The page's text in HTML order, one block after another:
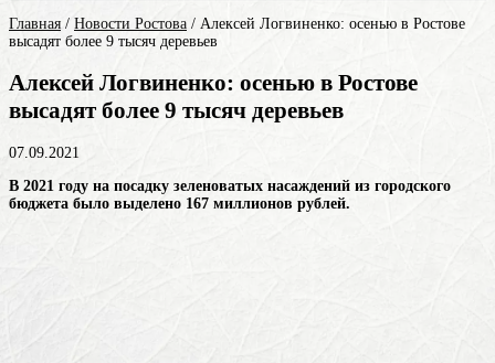
Главная / Новости Ростова / Алексей Логвиненко: осенью в Ростове
высадят более 9 тысяч деревьев
Алексей Логвиненко: осенью в Ростове
высадят более 9 тысяч деревьев
07.09.2021
В 2021 году на посадку зеленоватых насаждений из городского
бюджета было выделено 167 миллионов рублей.